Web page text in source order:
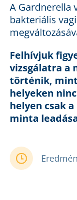
A Gardnerella
bakteriális
Felhívjuk
vizsgálatra a
történik,
helyeken
helyen csak
minta